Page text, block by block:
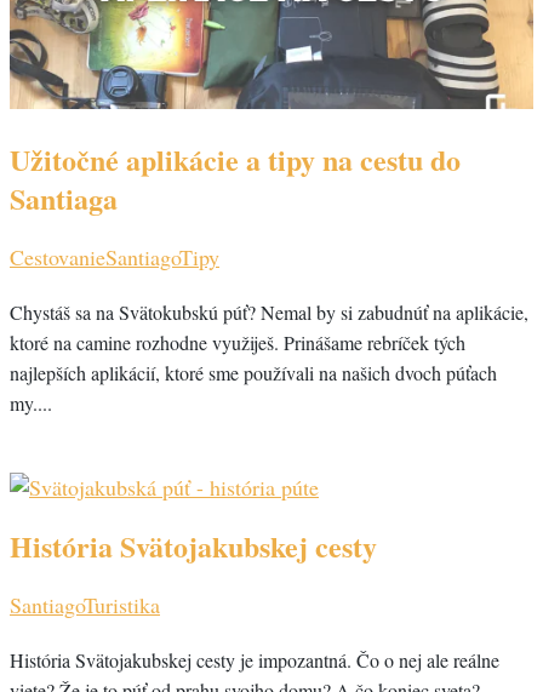
Užitočné aplikácie a tipy na cestu do
Santiaga
CestovanieSantiagoTipy
Chystáš sa na Svätokubskú púť? Nemal by si zabudnúť na aplikácie,
ktoré na camine rozhodne využiješ. Prinášame rebríček tých
najlepších aplikácií, ktoré sme používali na našich dvoch púťach
my....
História Svätojakubskej cesty
SantiagoTuristika
História Svätojakubskej cesty je impozantná. Čo o nej ale reálne